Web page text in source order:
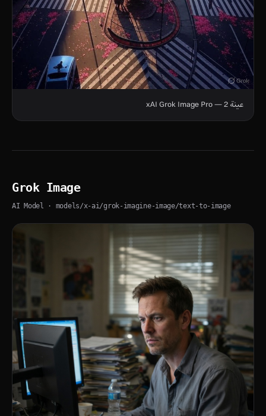
عينة 2 — xAI Grok Image Pro
Grok Image
AI Model · models/x-ai/grok-imagine-image/text-to-image